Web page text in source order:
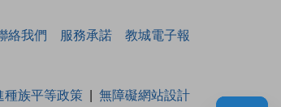
絡我們 服務承諾 教城電子報
種族平等政策 無障礙網站設計